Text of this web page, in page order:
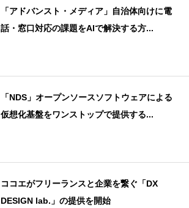
「アドバンスト・メディア」自治体向けに電
話・窓口対応の課題をAIで解決する方...
「NDS」オープンソースソフトウェアによる
仮想化基盤をワンストップで提供する...
ココエがフリーランスと企業を繋ぐ「DX
DESIGN lab.」の提供を開始